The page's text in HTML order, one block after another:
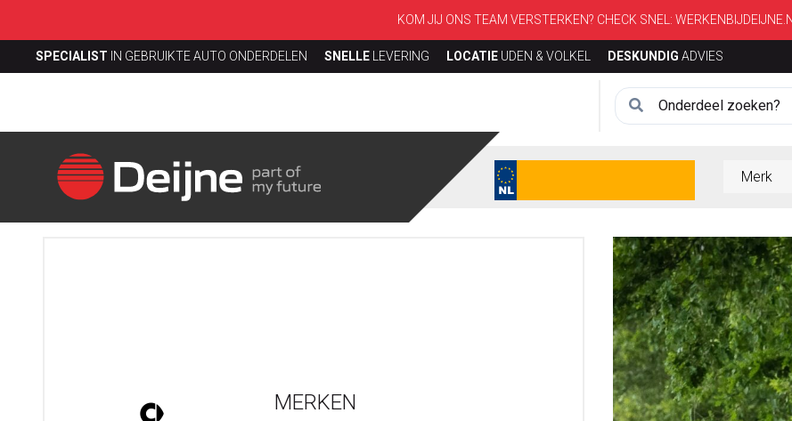
KOM JIJ ONS TEAM VERSTERKEN? CHECK SNEL:
SPECIALIST IN GEBRUIKTE AUTO ONDERDELEN SNELLE LEVERING LOCATIE UDEN & VOLKEL DESKUNDIG ADVIES
MERKEN